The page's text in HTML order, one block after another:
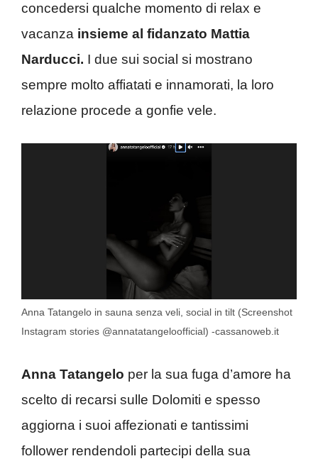
concedersi qualche momento di relax e
vacanza insieme al fidanzato Mattia
Narducci. I due sui social si mostrano
sempre molto affiatati e innamorati, la loro
relazione procede a gonfie vele.
Anna Tatangelo in sauna senza veli, social in tilt (Screenshot
Instagram stories @annatatangeloofficial) -cassanoweb.it
Anna Tatangelo per la sua fuga d’amore ha
scelto di recarsi sulle Dolomiti e spesso
aggiorna i suoi affezionati e tantissimi
follower rendendoli partecipi della sua